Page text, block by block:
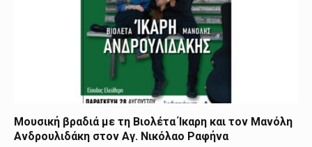
Μουσική βραδιά με τη Βιολέτα Ίκαρη και τον Μανόλη
Ανδρουλιδάκη στον Αγ. Νικόλαο Ραφήνα